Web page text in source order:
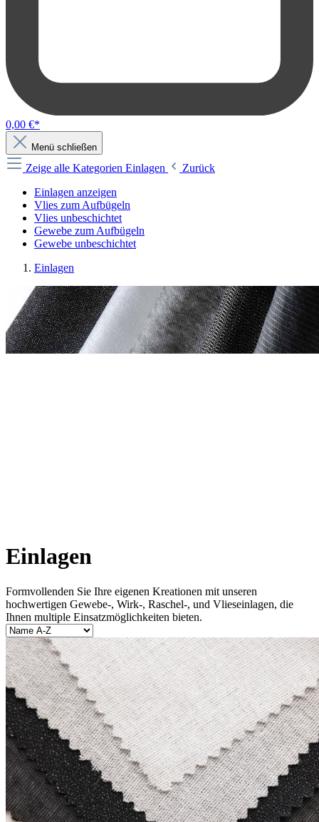
0,00 €*
Menü schließen
Zeige alle Kategorien Einlagen
Zurück
Einlagen anzeigen
Vlies zum Aufbügeln
Vlies unbeschichtet
Gewebe zum Aufbügeln
Gewebe unbeschichtet
Einlagen
Einlagen
Formvollenden Sie Ihre eigenen Kreationen mit unseren
hochwertigen Gewebe-, Wirk-, Raschel-, und Vlieseinlagen, die
Ihnen multiple Einsatzmöglichkeiten bieten.